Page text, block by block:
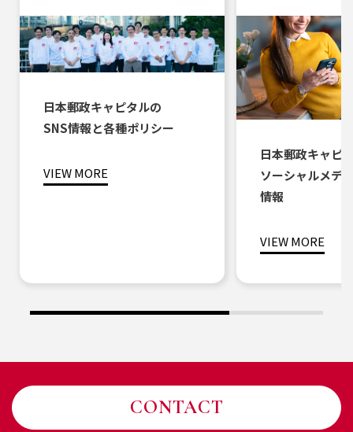
日本郵政キャピタルの
SNS情報と各種ポリシー
VIEW MORE
日本郵政キャピ
ソーシャルメデ
情報
VIEW MORE
CONTACT